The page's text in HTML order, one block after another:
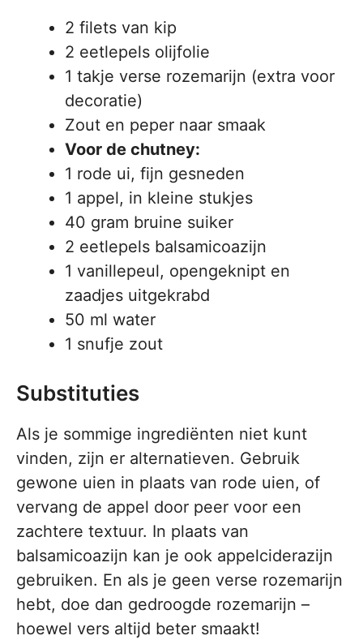
2 filets van kip
2 eetlepels olijfolie
1 takje verse rozemarijn (extra voor
decoratie)
Zout en peper naar smaak
Voor de chutney:
1 rode ui, fijn gesneden
1 appel, in kleine stukjes
40 gram bruine suiker
2 eetlepels balsamicoazijn
1 vanillepeul, opengeknipt en
zaadjes uitgekrabd
50 ml water
1 snufje zout
Substituties
Als je sommige ingrediënten niet kunt
vinden, zijn er alternatieven. Gebruik
gewone uien in plaats van rode uien, of
vervang de appel door peer voor een
zachtere textuur. In plaats van
balsamicoazijn kan je ook appelciderazijn
gebruiken. En als je geen verse rozemarijn
hebt, doe dan gedroogde rozemarijn –
hoewel vers altijd beter smaakt!